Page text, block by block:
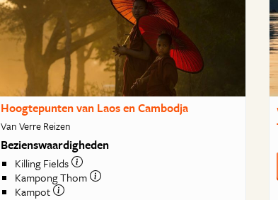
Hoogtepunten van Laos en Cambodja
Van Verre Reizen
Bezienswaardigheden
Killing Fields
Kampong Thom
Kampot